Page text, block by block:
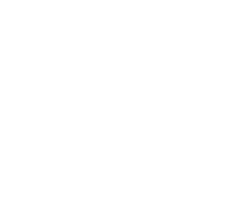
Tercera derrota
prórroga. Perdió el cuadro
Fue un partido muy duro y
delante en el marcador el
se agenció los minutos
fue una buena versión de